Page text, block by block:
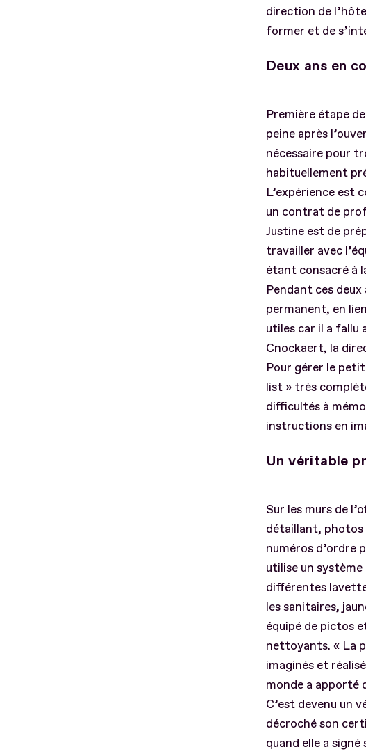
direction de
former et de
Deux ans en
Première étape
peine après
nécessaire pour
habituellement
L’expérience est
un contrat de
Justine est de
travailler avec
étant consacré à
Pendant ces
permanent, en
utiles car il a fallu
Cnockaert, la
Pour gérer le
list » très
difficultés à
instructions en
Un véritable
Sur les murs de
détaillant, photos
numéros d’ordre
utilise un système
différentes
les sanitaires,
équipé de pictos
nettoyants. « La
imaginés et
monde a apporté
C’est devenu un
décroché son
quand elle a